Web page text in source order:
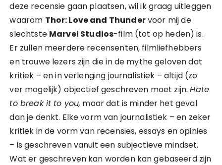
deze recensie gaan plaatsen, wil ik graag uitleggen
waarom Thor: Love and Thundervoor mij de
slechtste Marvel Studios-film (tot op heden) is.
Er zullen meerdere recensenten, filmliefhebbers
en trouwe lezers zijn die in de mythe geloven dat
kritiek – en in verlenging journalistiek – altijd (zo
ver mogelijk) objectief geschreven moet zijn.Hate
to break it to you, maar dat is minder het geval
dan je denkt. Elke vorm van journalistiek – en zeker
kritiek in de vorm van recensies, essays en opinies
– is geschreven vanuit een subjectieve mindset.
Wat er geschreven kan worden kan gebaseerd zijn